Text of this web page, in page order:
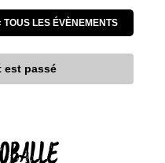
TOUS LES ÉVÈNEMENTS
est passé